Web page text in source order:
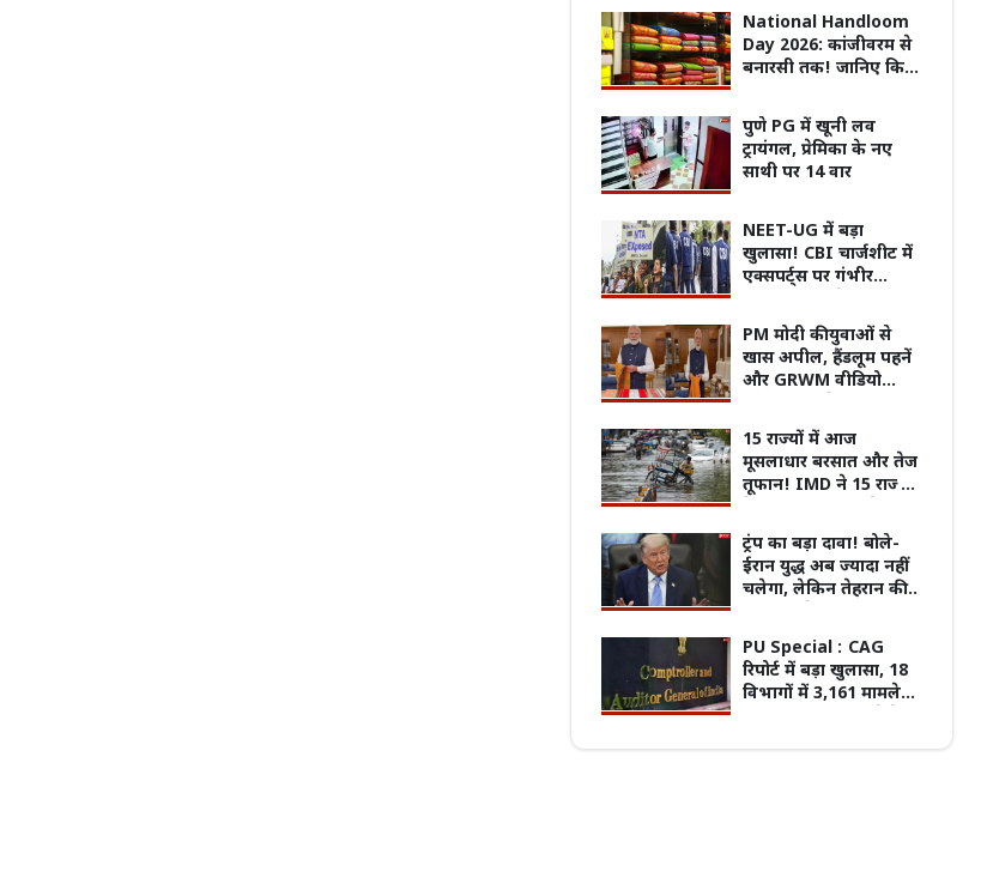
इलाज कराने अस्पताल पहुंची महिला के
सिर पर गिरा छत का प्लास्टर, चूरू में बड़ा
हादसा!
15 साल पुरानी बसों के नियम पर बवाल, 7 अगस्त
से अनिश्चितकालीन हड़ताल पर जाएंगे प्राइवेट बस
प्रदेश का सबसे पुराना GRMC बनेगा मध्य प्रदेश
की पहली मेडिकल यूनिवर्सिटी
National Handloom
Day 2026: कांजीवरम से
बनारसी तक! जानिए किस
साड़ी, सबसे ज्यादा है
मशहूर
पुणे PG में खूनी लव
ट्रायंगल, प्रेमिका के नए
साथी पर 14 वार
NEET-UG में बड़ा
खुलासा! CBI चार्जशीट में
एक्सपर्ट्स पर गंभीर
ने कराया पेपर लीक
PM मोदी की युवाओं से
खास अपील, हैंडलूम पहनें
और GRWM वीडियो
15 राज्यों में आज
मूसलाधार बरसात और तेज
तूफान! IMD ने 15 राज्यों
ऑरेंज अलर्ट
ट्रंप का बड़ा दावा! बोले-
ईरान युद्ध अब ज्यादा नहीं
चलेगा, लेकिन तेहरान की
चिंता
PU Special : CAG
रिपोर्ट में बड़ा खुलासा, 18
विभागों में 3,161 मामले